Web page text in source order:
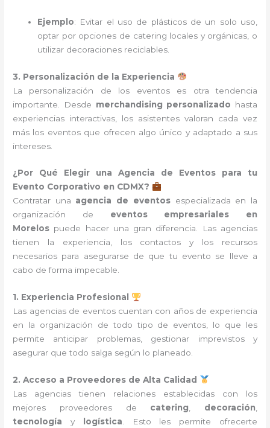
Ejemplo: Evitar el uso de plásticos de un solo uso,
optar por opciones de catering locales y orgánicas, o
utilizar decoraciones reciclables.
3. Personalización de la Experiencia
La personalización de los eventos es otra tendencia
importante. Desde merchandising personalizado hasta
experiencias interactivas, los asistentes valoran cada vez
más los eventos que ofrecen algo único y adaptado a sus
intereses.
¿Por Qué Elegir una Agencia de Eventos para tu
Evento Corporativo en CDMX?
Contratar una agencia de eventosespecializada en la
organización de eventos empresariales en
Morelos puede hacer una gran diferencia. Las agencias
tienen la experiencia, los contactos y los recursos
necesarios para asegurarse de que tu evento se lleve a
cabo de forma impecable.
1. Experiencia Profesional
Las agencias de eventos cuentan con años de experiencia
en la organización de todo tipo de eventos, lo que les
permite anticipar problemas, gestionar imprevistos y
asegurar que todo salga según lo planeado.
2. Acceso a Proveedores de Alta Calidad
Las agencias tienen relaciones establecidas con los
mejores proveedores de catering decoración
tecnología y logística . Esto les permite ofrecerte